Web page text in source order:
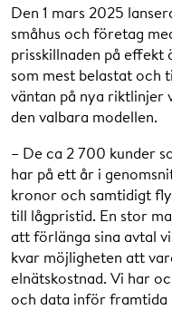
Den 1 mars 2025
småhus och företag
prisskillnaden på
som mest belastat och
väntan på nya riktlinjer
den valbara modellen.
– De ca 2 700 kunder
har på ett år i
kronor och samtidigt
till lågpristid. En stor
att förlänga sina avtal
kvar möjligheten att
elnätskostnad. Vi har
och data inför framtida